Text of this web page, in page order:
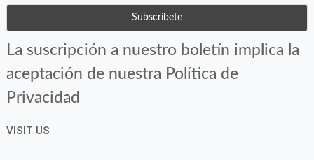
La suscripción a nuestro boletín implica la
aceptación de nuestra Política de
Privacidad
VISIT US